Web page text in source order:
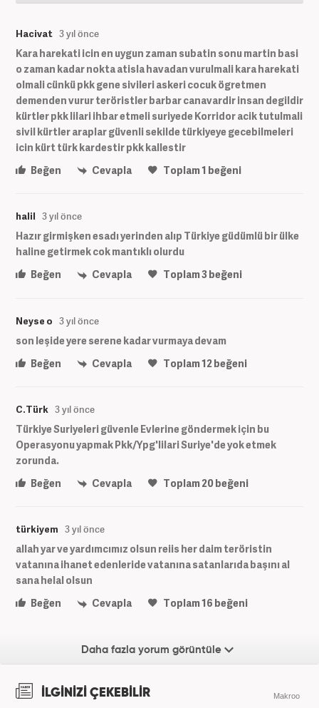
Hacivat 3 yıl önce
Kara harekati icin en uygun zaman subatin sonu martin basi
o zaman kadar nokta atisla havadan vurulmali kara harekati
olmali cünkü pkk gene sivileri askeri cocuk ögretmen
demenden vurur teröristler barbar canavardir insan degildir
kürtler pkk lilari ihbar etmeli suriyede Korridor acik tutulmali
sivil kürtler araplar güvenli sekilde türkiyeye gecebilmeleri
icin kürt türk kardestir pkk kallestir
Beğen
Cevapla Toplam1 beğeni
halil 3 yıl önce
Hazır girmişken esadı yerinden alıp Türkiye güdümlü bir ülke
haline getirmek cok mantıklı olurdu
Beğen
Cevapla Toplam3beğeni
Neyse o 3 yıl önce
son leşide yere serene kadar vurmaya devam
Beğen
Cevapla Toplam12 beğeni
C.Türk 3 yıl önce
Türkiye Suriyeleri güvenle Evlerine göndermek için bu
Operasyonu yapmak Pkk/Ypg'lilari Suriye'de yok etmek
zorunda.
Beğen
Cevapla Toplam20beğeni
türkiyem 3 yıl önce
allah yar ve yardımcımız olsun reiis her daim teröristin
vatanına ihanet edenleride vatanına satanlarıda başını al
sana helal olsun
Beğen
Cevapla Toplam16 beğeni
Daha fazla yorum görüntüle
İLGİNİZİ ÇEKEBİLİR Makroo